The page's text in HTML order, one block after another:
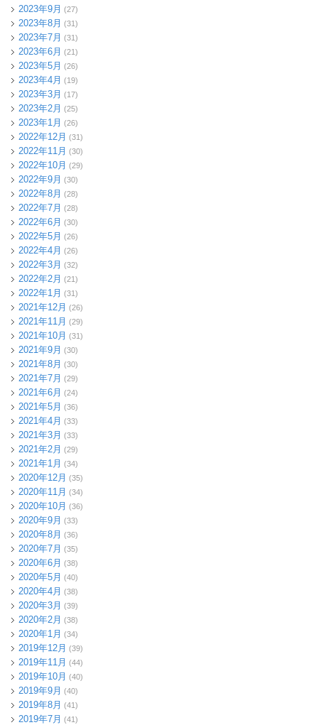
2023年9月 (27)
2023年8月 (31)
2023年7月 (31)
2023年6月 (21)
2023年5月 (26)
2023年4月 (19)
2023年3月 (17)
2023年2月 (25)
2023年1月 (26)
2022年12月 (31)
2022年11月 (30)
2022年10月 (29)
2022年9月 (30)
2022年8月 (28)
2022年7月 (28)
2022年6月 (30)
2022年5月 (26)
2022年4月 (26)
2022年3月 (32)
2022年2月 (21)
2022年1月 (31)
2021年12月 (26)
2021年11月 (29)
2021年10月 (31)
2021年9月 (30)
2021年8月 (30)
2021年7月 (29)
2021年6月 (24)
2021年5月 (36)
2021年4月 (33)
2021年3月 (33)
2021年2月 (29)
2021年1月 (34)
2020年12月 (35)
2020年11月 (34)
2020年10月 (36)
2020年9月 (33)
2020年8月 (36)
2020年7月 (35)
2020年6月 (38)
2020年5月 (40)
2020年4月 (38)
2020年3月 (39)
2020年2月 (38)
2020年1月 (34)
2019年12月 (39)
2019年11月 (44)
2019年10月 (40)
2019年9月 (40)
2019年8月 (41)
2019年7月 (41)